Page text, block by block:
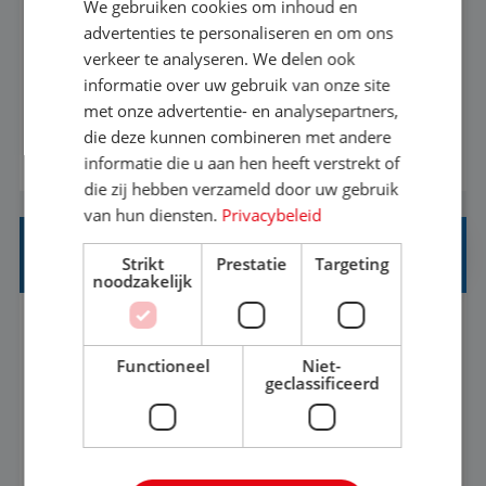
Een vakantie plannen is het leukste dat er is. Of
het nu voor jezelf is, of voor een ander: jij vindt
het super om een mooie reis van A tot Z te
regelen. Door jouw kennis en ervaring leren onze
vakantiegangers de meest prachtige plekjes op
aarde kennen! 🏝️Wat ga je doen?Klantgericht
werken: of het nu gaat om vragen ...
BEKIJK VACATURE
REISADVISEUR JUNIOR
Hoorn, Noord-Holland, Nederland
Baan
37-40+ uur
MBO
Met jouw ervaring in de reisbranche of
We gebruiken cookies om inhoud en
advertenties te personaliseren en om ons
verkeer te analyseren. We delen ook
informatie over uw gebruik van onze site
met onze advertentie- en analysepartners,
die deze kunnen combineren met andere
informatie die u aan hen heeft verstrekt of
die zij hebben verzameld door uw gebruik
van hun diensten. Privacybeleid
Strikt
noodzakelijk
Prestatie Targeting
Functioneel
Niet-
geclassificeerd